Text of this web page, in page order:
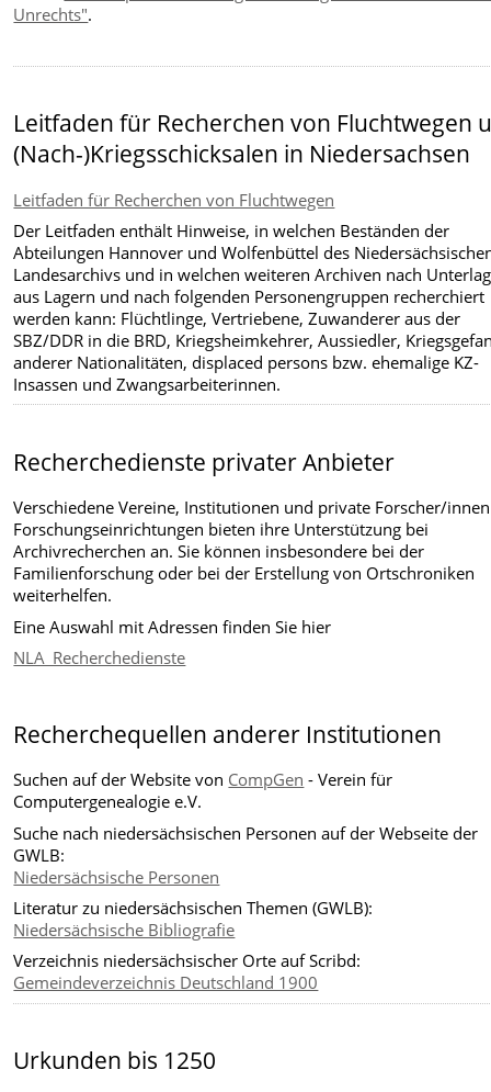
Unrechts".
Leitfaden für Recherchen von Fluchtwegen
(Nach-)Kriegsschicksalen in Niedersachsen
Leitfaden für Recherchen von Fluchtwegen
Der Leitfaden enthält Hinweise, in welchen Beständen der
Abteilungen Hannover und Wolfenbüttel des
Landesarchivs und in welchen weiteren Archiven nach
aus Lagern und nach folgenden Personengruppen recherchiert
werden kann: Flüchtlinge, Vertriebene, Zuwanderer aus der
SBZ/DDR in die BRD, Kriegsheimkehrer, Aussiedler,
anderer Nationalitäten, displaced persons bzw. ehemalige KZ-
Insassen und Zwangsarbeiterinnen.
Recherchedienste privater Anbieter
Verschiedene Vereine, Institutionen und private Forscher/
Forschungseinrichtungen bieten ihre Unterstützung bei
Archivrecherchen an. Sie können insbesondere bei der
Familienforschung oder bei der Erstellung von Ortschroniken
weiterhelfen.
Eine Auswahl mit Adressen finden Sie hier
NLA_Recherchedienste
Recherchequellen anderer Institutionen
Suchen auf der Website von CompGen - Verein für
Computergenealogie e.V.
Suche nach niedersächsischen Personen auf der Webseite der
GWLB:
Niedersächsische Personen
Literatur zu niedersächsischen Themen (GWLB):
Niedersächsische Bibliografie
Verzeichnis niedersächsischer Orte auf Scribd:
Gemeindeverzeichnis Deutschland 1900
Urkunden bis 1250